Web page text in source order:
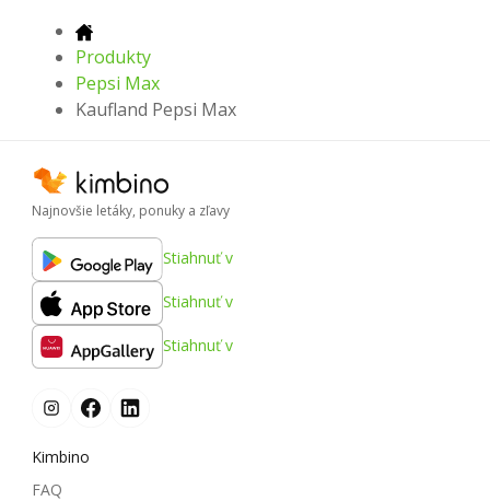
Produkty
Pepsi Max
Kaufland Pepsi Max
Najnovšie letáky, ponuky a zľavy
Stiahnuť v
Stiahnuť v
Stiahnuť v
Kimbino
FAQ